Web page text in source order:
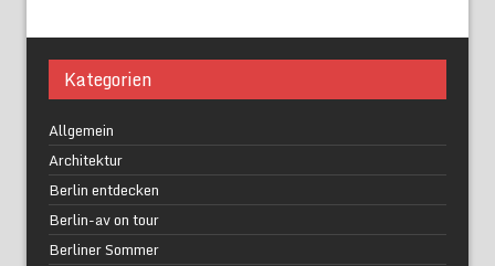
Kategorien
Allgemein
Architektur
Berlin entdecken
Berlin-av on tour
Berliner Sommer